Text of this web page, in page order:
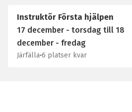
Instruktör Första hjälpen
17 december - torsdag till 18
december - fredag
Järfälla 6 platser kvar